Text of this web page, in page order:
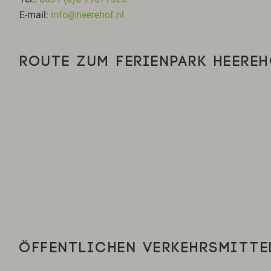
E-mail: info@heerehof.nl
ROUTE ZUM FERIENPARK
ÖFFENTLICHEN